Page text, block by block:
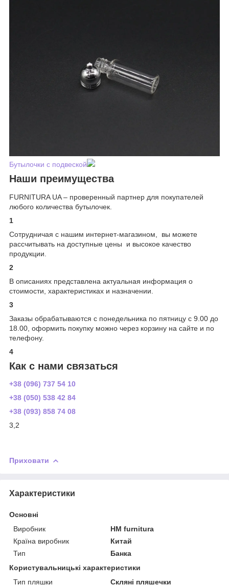
Бутылочки с подвеской
Наши преимущества
FURNITURA UA – проверенный партнер для покупателей
любого количества бутылочек.
1
Сотрудничая с нашим интернет-магазином, вы можете
рассчитывать на доступные цены и высокое качество
продукции.
2
В описаниях представлена актуальная информация о
стоимости, характеристиках и назначении.
3
Заказы обрабатываются с понедельника по пятницу с 9.00 до
18.00, оформить покупку можно через корзину на сайте и по
телефону.
4
Как с нами связаться
+38 (096) 737 54 10
+38 (050) 538 42 84
+38 (093) 858 74 08
3,2
Приховати
Характеристики
Основні
Виробник
HM furnitura
Країна виробник
Китай
Тип
Банка
Користувальницькі характеристики
Тип пляшки
Скляні пляшечки